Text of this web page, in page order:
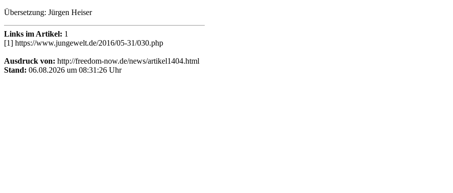
Übersetzung: Jürgen Heiser
Links im Artikel: 1
[1] https://www.jungewelt.de/2016/05-31/030.php
Ausdruck von: http://freedom-now.de/news/artikel1404.html
Stand: 06.08.2026 um 08:31:26 Uhr